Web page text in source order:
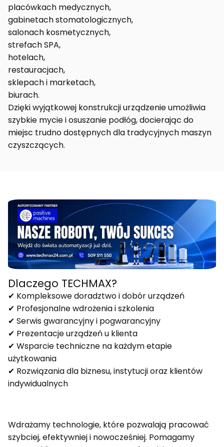
placówkach medycznych,
gabinetach stomatologicznych,
salonach kosmetycznych,
strefach SPA,
hotelach,
restauracjach,
sklepach i marketach,
biurach.
Dzięki wyjątkowej konstrukcji urządzenie umożliwia
szybkie mycie i osuszanie podłóg, docierając do
miejsc trudno dostępnych dla tradycyjnych maszyn
czyszczących.
Dlaczego TECHMAX?
✔ Kompleksowe doradztwo i dobór urządzeń
✔ Profesjonalne wdrożenia i szkolenia
✔ Serwis gwarancyjny i pogwarancyjny
✔ Prezentacje urządzeń u klienta
✔ Wsparcie techniczne na każdym etapie
użytkowania
✔ Rozwiązania dla biznesu, instytucji oraz klientów
indywidualnych
Wdrażamy technologie, które pozwalają pracować
szybciej, efektywniej i nowocześniej. Pomagamy